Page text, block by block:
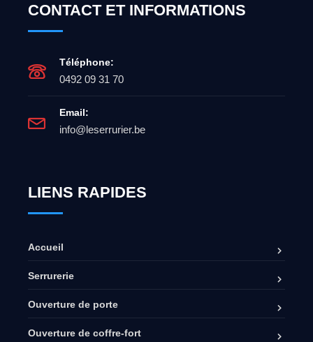
CONTACT ET INFORMATIONS
Téléphone:
0492 09 31 70
Email:
info@leserrurier.be
LIENS RAPIDES
Accueil
Serrurerie
Ouverture de porte
Ouverture de coffre-fort